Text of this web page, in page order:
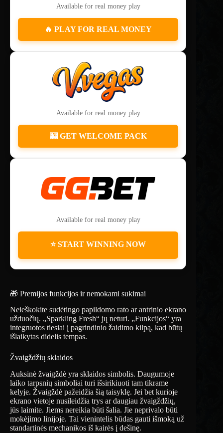
Available for real money play
🔥 PLAY FOR REAL MONEY
Available for real money play
🎰 GET WELCOME PACK
Available for real money play
⭐ START WINNING NOW
🎁 Premijos funkcijos ir nemokami sukimai
Neieškokite sudėtingo papildomo rato ar antrinio ekrano
užduočių. „Sparkling Fresh“ jų neturi. „Funkcijos“ yra
integruotos tiesiai į pagrindinio žaidimo kilpą, kad būtų
išlaikytas didelis tempas.
Žvaigždžių sklaidos
Auksinė žvaigždė yra sklaidos simbolis. Daugumoje
laiko tarpsnių simboliai turi išsirikiuoti tam tikrame
kelyje. Žvaigždė pažeidžia šią taisyklę. Jei bet kurioje
ekrano vietoje nusileidžia trys ar daugiau žvaigždžių,
jūs laimite. Jiems nereikia būti šalia. Jie neprivalo būti
mokėjimo linijoje. Tai vienintelis būdas gauti išmoką už
standartinės mechanikos iš kairės į dešinę.